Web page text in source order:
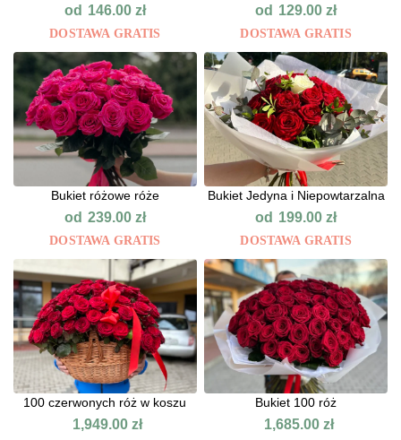
od 146.00 zł
DOSTAWA GRATIS
od 129.00zł
DOSTAWA GRATIS
Bukiet różowe róże
od 239.00 zł
DOSTAWA GRATIS
Bukiet Jedyna i Niepowtarzalna
od 199.00zł
DOSTAWA GRATIS
100 czerwonych róż w koszu
1,949.00zł
Bukiet 100 róż
1,685.00 zł